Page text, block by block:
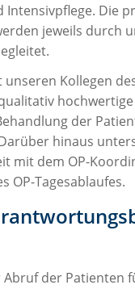
Intensivpflege. Die
jeweils durch
Kollegen
der
hinaus
mit dem OP-
OP-Tagesablaufes.
Abruf der Patienten